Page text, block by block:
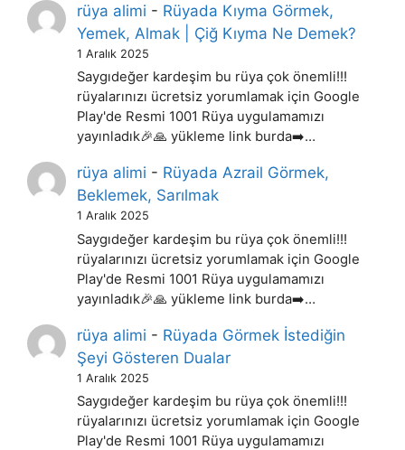
rüya alimi - Rüyada Kıyma Görmek,
Yemek, Almak | Çiğ Kıyma Ne Demek?
1 Aralık 2025
Saygıdeğer kardeşim bu rüya çok önemli!!!
rüyalarınızı ücretsiz yorumlamak için Google
Play'de Resmi 1001 Rüya uygulamamızı
yayınladık🎉🙏 yükleme link burda➡️…
rüya alimi - Rüyada Azrail Görmek,
Beklemek, Sarılmak
1 Aralık 2025
Saygıdeğer kardeşim bu rüya çok önemli!!!
rüyalarınızı ücretsiz yorumlamak için Google
Play'de Resmi 1001 Rüya uygulamamızı
yayınladık🎉🙏 yükleme link burda➡️…
rüya alimi - Rüyada Görmek İstediğin
Şeyi Gösteren Dualar
1 Aralık 2025
Saygıdeğer kardeşim bu rüya çok önemli!!!
rüyalarınızı ücretsiz yorumlamak için Google
Play'de Resmi 1001 Rüya uygulamamızı